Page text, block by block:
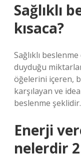
Sağlıklı
kısaca?
Sağlıklı
duyduğu
öğelerini içeren,
karşılayan ve
beslenme şeklidir.
Enerji
nelerdir